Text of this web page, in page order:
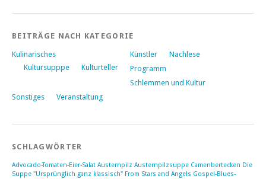
BEITRÄGE NACH KATEGORIE
Kulinarisches
Kultursupppe
Kulturteller
Künstler
Nachlese
Programm
Schlemmen und Kultur
Sonstiges
Veranstaltung
SCHLAGWÖRTER
Advocado-Tomaten-Eier-Salat Austernpilz Austernpilzsuppe Camenbertecken Die
Suppe "Ursprünglich ganz klassisch" From Stars and Angels Gospel-Blues-